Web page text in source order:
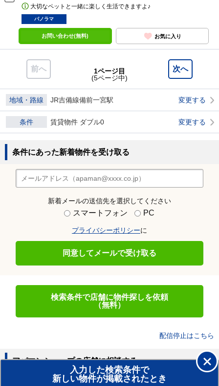
大切なペットと一緒に楽しく生活できますよ♪
パノラマ
お問い合わせ(無料) お気に入り
前へ 次へ
1ページ目
(5ページ中)
地域・路線 JR吉備線備前一宮駅 変更する
条件 賃貸物件 ダブル0 変更する
条件にあった新着物件を受け取る
新着メールの送信先を選択してください
スマートフォン PC
プライバシーポリシーに
同意してメールで受け取る
検索条件で店舗に物件探しを依頼
（無料）
配信停止はこちら
入力した検索条件で
新しい物件が掲載されたとき
アパマンショップの店舗に相談する